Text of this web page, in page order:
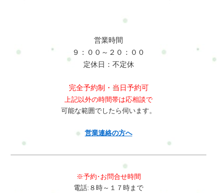
営業時間
９：００～２０：００
定休日：不定休
完全予約制・当日予約可
上記以外の時間帯は応相談で
可能な範囲でしたら伺います。
営業連絡の方へ
※予約･お問合せ時間
電話:８時～１７時まで